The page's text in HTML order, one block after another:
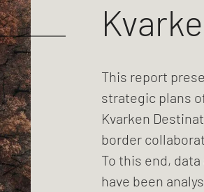
This report
strategic plans
Kvarken
border
To this end,
have been